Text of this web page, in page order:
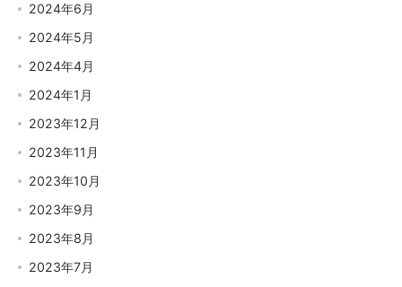
2024年6月
2024年5月
2024年4月
2024年1月
2023年12月
2023年11月
2023年10月
2023年9月
2023年8月
2023年7月